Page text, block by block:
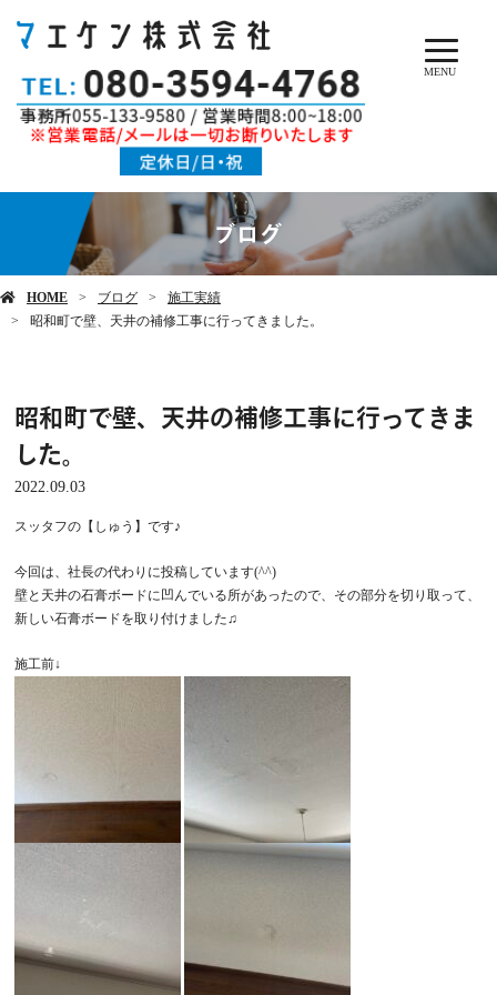
MENU
ブログ
HOME ブログ
施工実績
昭和町で壁、天井の補修工事に行ってきました。
昭和町で壁、天井の補修工事に行ってきま
した。
2022.09.03
スッタフの【しゅう】です♪
今回は、社長の代わりに投稿しています(^^)
壁と天井の石膏ボードに凹んでいる所があったので、その部分を切り取って、
新しい石膏ボードを取り付けました♫
施工前↓